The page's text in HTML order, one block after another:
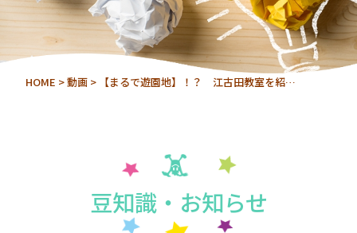
HOME >動画 > 【まるで遊園地】！？ 江古田教室を紹…
豆知識・お知らせ